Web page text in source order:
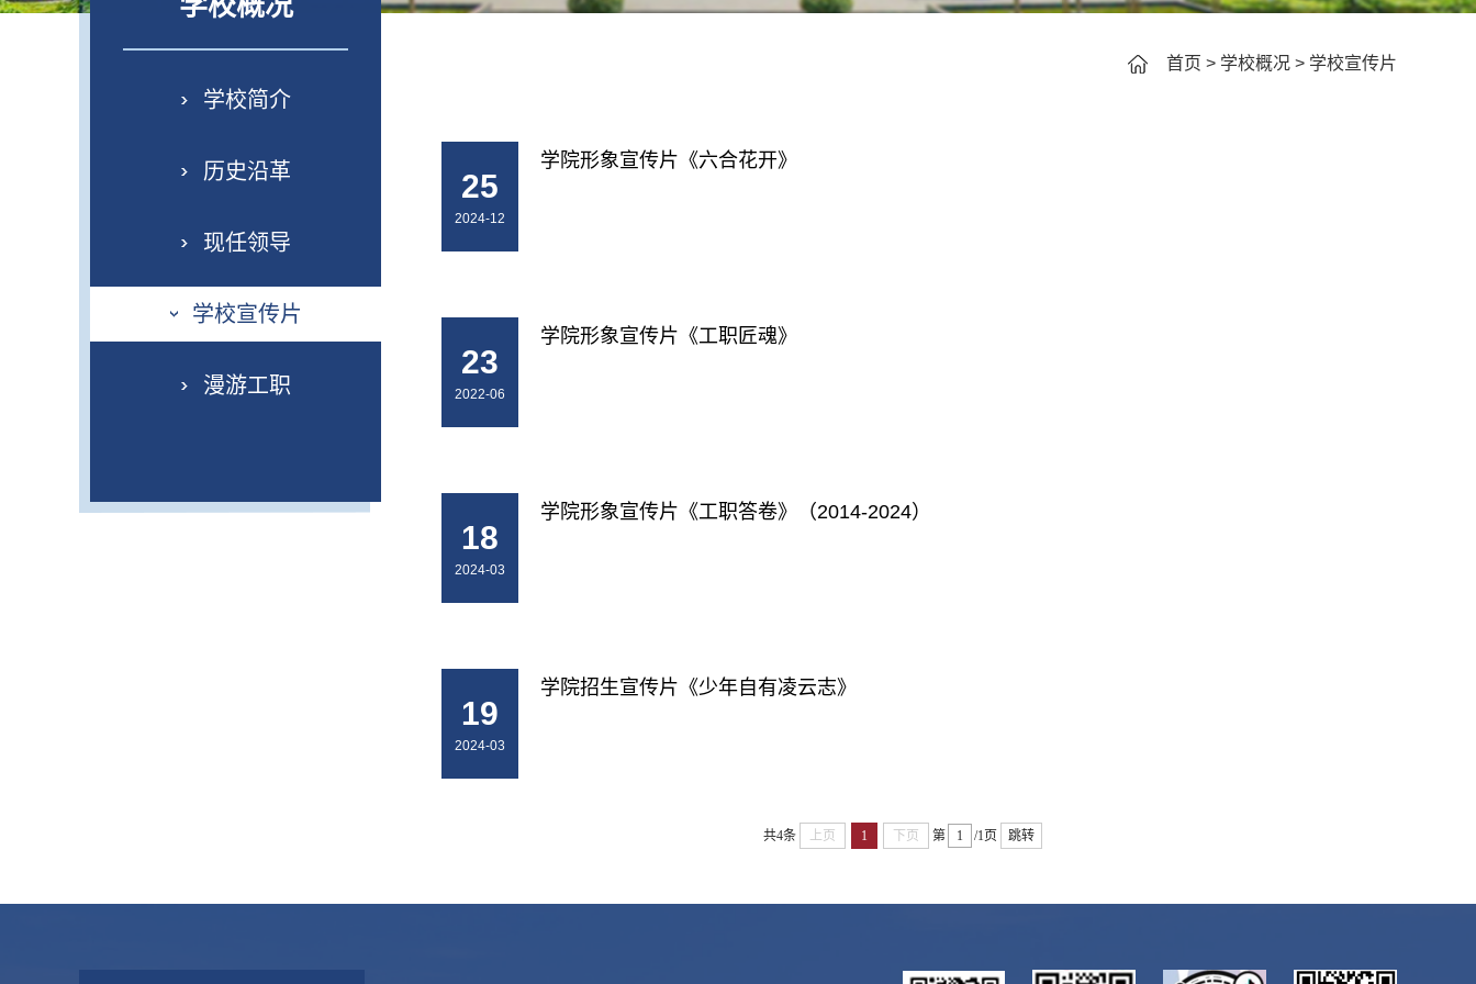
学校简介
历史沿革
现任领导
学校宣传片
漫游工职
首页 > 学校概况 > 学校宣传片
25
2024-12
学院形象宣传片《六合花开》
23
2022-06
学院形象宣传片《工职匠魂》
18
2024-03
学院形象宣传片《工职答卷》（2014-2024）
19
2024-03
学院招生宣传片《少年自有凌云志》
共4条 上页 1 下页 第 /1页 跳转